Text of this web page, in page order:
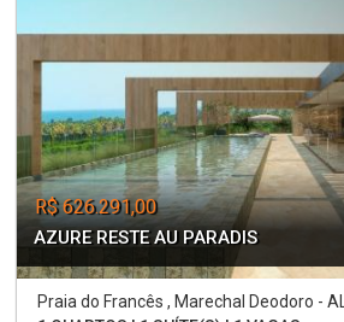
R$ 626.291,00
AZURE RESTE AU PARADIS
Praia do Francês , Marechal Deodoro - AL